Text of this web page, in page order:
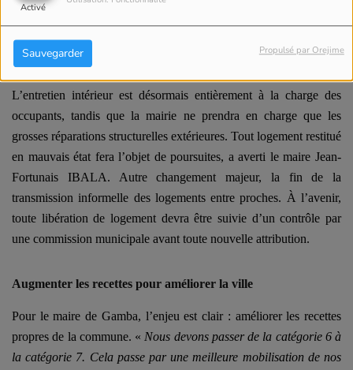
Activé
Sauvegarder Propulsé par Orejime
Responsabilisation des locataires
L’entretien intérieur est désormais entièrement à la charge des
occupants, tandis que la mairie ne prendra en charge que les
grosses réparations structurelles extérieures. Tout logement restitué
en mauvais état fera l’objet de poursuites, a averti le maire Jean-
Fortunais IBALA. Autre changement majeur, la fin de la
transmission informelle des logements entre proches. À l’avenir,
toute libération de logement devra être suivie d’un contrôle par
une commission municipale avant toute nouvelle attribution.
Augmenter les recettes pour améliorer la ville
Pour le maire de Gamba, l’enjeu est clair : améliorer les recettes
propres de la commune. « Nous devons passer de la catégorie 6 à
la catégorie 7. Cela passe par une meilleure mobilisation de nos